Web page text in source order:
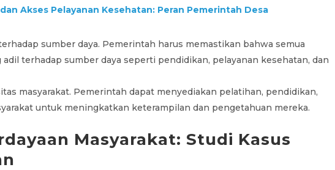
Akses Pelayanan Kesehatan: Peran Pemerintah Desa
sumber daya. Pemerintah harus memastikan bahwa semua
terhadap sumber daya seperti pendidikan, pelayanan kesehatan, dan
masyarakat. Pemerintah dapat menyediakan pelatihan, pendidikan,
untuk meningkatkan keterampilan dan pengetahuan mereka.
Masyarakat: Studi Kasus